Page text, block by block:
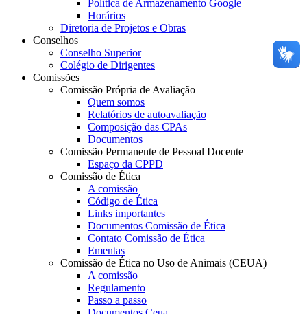
Política de Armazenamento Google
Horários
Diretoria de Projetos e Obras
Conselhos
Conselho Superior
Colégio de Dirigentes
Comissões
Comissão Própria de Avaliação
Quem somos
Relatórios de autoavaliação
Composição das CPAs
Documentos
Comissão Permanente de Pessoal Docente
Espaço da CPPD
Comissão de Ética
A comissão
Código de Ética
Links importantes
Documentos Comissão de Ética
Contato Comissão de Ética
Ementas
Comissão de Ética no Uso de Animais (CEUA)
A comissão
Regulamento
Passo a passo